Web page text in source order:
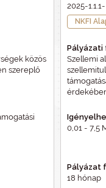
közös
szereplő
2025-
NKFI
Pályázati
Szellemi
0,01 - 7,5
Pályázat
18 hónap